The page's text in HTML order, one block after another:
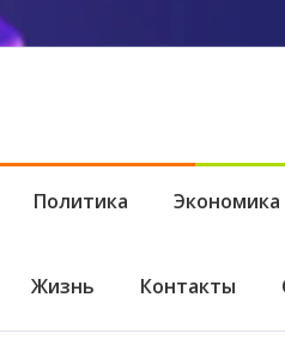
Политика Экономика
Жизнь Контакты